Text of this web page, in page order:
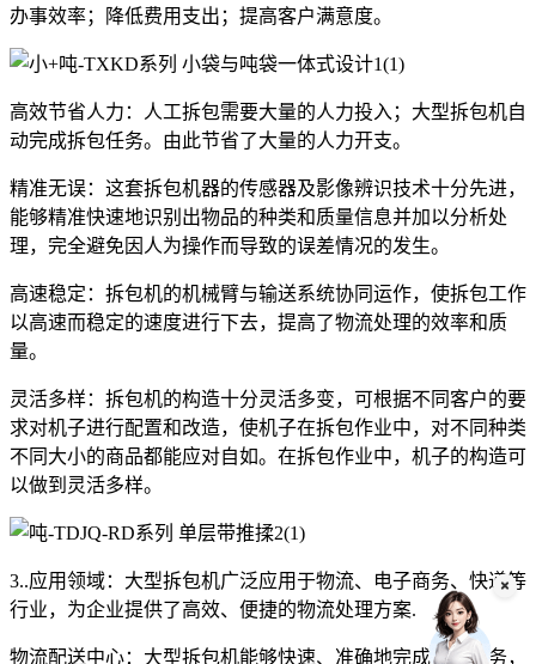
办事效率；降低费用支出；提高客户满意度。
高效节省人力：人工拆包需要大量的人力投入；大型拆包机自
动完成拆包任务。由此节省了大量的人力开支。
精准无误：这套拆包机器的传感器及影像辨识技术十分先进，
能够精准快速地识别出物品的种类和质量信息并加以分析处
理，完全避免因人为操作而导致的误差情况的发生。
高速稳定：拆包机的机械臂与输送系统协同运作，使拆包工作
以高速而稳定的速度进行下去，提高了物流处理的效率和质
量。
灵活多样：拆包机的构造十分灵活多变，可根据不同客户的要
求对机子进行配置和改造，使机子在拆包作业中，对不同种类
不同大小的商品都能应对自如。在拆包作业中，机子的构造可
以做到灵活多样。
3..应用领域：大型拆包机广泛应用于物流、电子商务、快递等
行业，为企业提供了高效、便捷的物流处理方案.
物流配送中心：大型拆包机能够快速、准确地完成这些任务，